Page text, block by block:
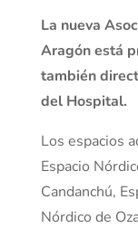
La nueva
Aragón está
también
del Hospital.
Los espacios
Espacio
Candanchú,
Nórdico de